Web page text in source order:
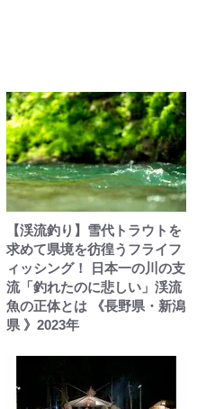
【渓流釣り】雪代トラウトを
求めて県境を彷徨うフライフ
ィッシング！ 日本一の川の支
流「釣れたのに悲しい」渓流
魚の正体とは 《長野県・新潟
県 》2023年